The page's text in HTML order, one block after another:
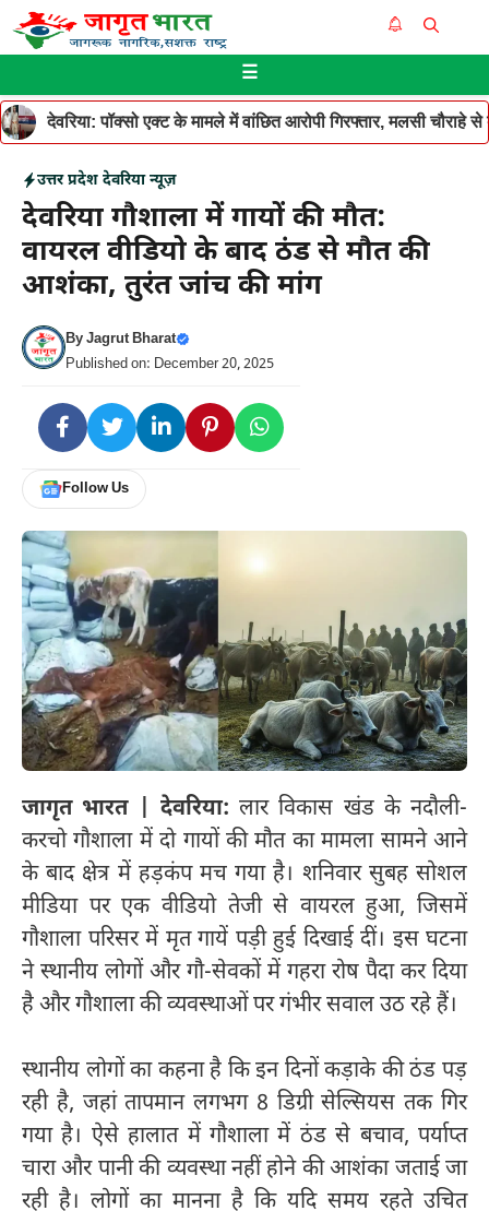
Skip
to
☰
देवरिया: पॉक्सो एक्ट के मामले में वांछित आरोपी गिरफ्तार, मलसी चौराहे
उत्तर प्रदेश देवरिया न्यूज़
देवरिया गौशाला में गायों की मौत:
वायरल वीडियो के बाद ठंड से मौत की
आशंका, तुरंत जांच की मांग
ByJagrut Bharat
Published on: December 20, 2025
Follow Us
जागृत भारत | देवरिया: लार विकास खंड के नदौली-
करचो गौशाला में दो गायों की मौत का मामला सामने आने
के बाद क्षेत्र में हड़कंप मच गया है। शनिवार सुबह सोशल
मीडिया पर एक वीडियो तेजी से वायरल हुआ, जिसमें
गौशाला परिसर में मृत गायें पड़ी हुई दिखाई दीं। इस घटना
ने स्थानीय लोगों और गौ-सेवकों में गहरा रोष पैदा कर दिया
है और गौशाला की व्यवस्थाओं पर गंभीर सवाल उठ रहे हैं।
स्थानीय लोगों का कहना है कि इन दिनों कड़ाके की ठंड पड़
रही है, जहां तापमान लगभग 8 डिग्री सेल्सियस तक गिर
गया है। ऐसे हालात में गौशाला में ठंड से बचाव, पर्याप्त
चारा और पानी की व्यवस्था नहीं होने की आशंका जताई जा
रही है। लोगों का मानना है कि यदि समय रहते उचित